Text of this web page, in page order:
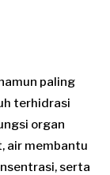
paling
terhidrasi
organ
air membantu
serta